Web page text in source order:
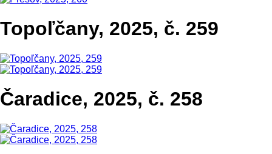
Topoľčany, 2025, č. 259
Čaradice, 2025, č. 258